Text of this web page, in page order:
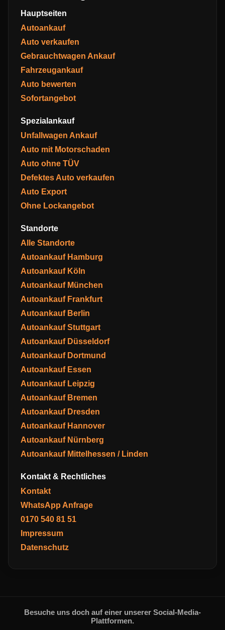
Hauptseiten
Autoankauf
Auto verkaufen
Gebrauchtwagen Ankauf
Fahrzeugankauf
Auto bewerten
Sofortangebot
Spezialankauf
Unfallwagen Ankauf
Auto mit Motorschaden
Auto ohne TÜV
Defektes Auto verkaufen
Auto Export
Ohne Lockangebot
Standorte
Alle Standorte
Autoankauf Hamburg
Autoankauf Köln
Autoankauf München
Autoankauf Frankfurt
Autoankauf Berlin
Autoankauf Stuttgart
Autoankauf Düsseldorf
Autoankauf Dortmund
Autoankauf Essen
Autoankauf Leipzig
Autoankauf Bremen
Autoankauf Dresden
Autoankauf Hannover
Autoankauf Nürnberg
Autoankauf Mittelhessen / Linden
Kontakt & Rechtliches
Kontakt
WhatsApp Anfrage
0170 540 81 51
Impressum
Datenschutz
Besuche uns doch auf einer unserer Social-Media-
Plattformen.